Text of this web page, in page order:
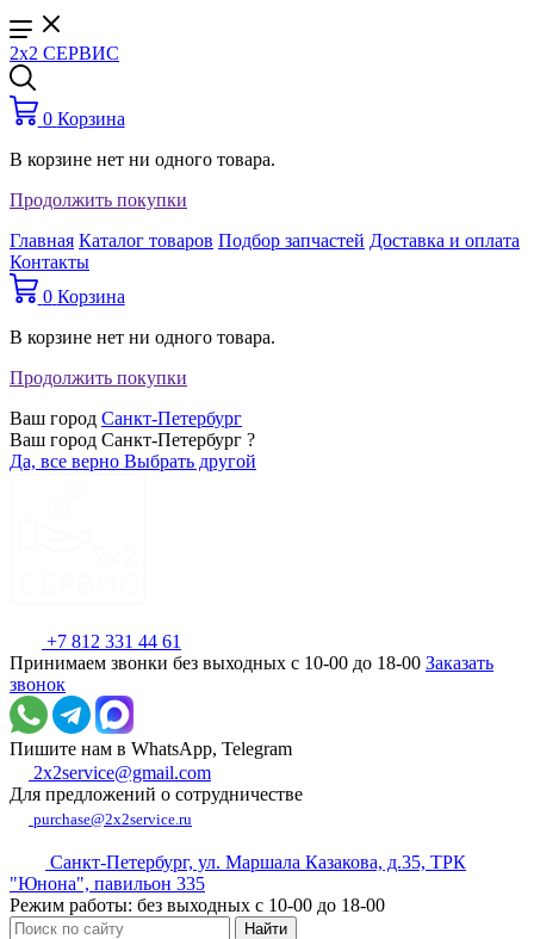
2x2 СЕРВИС
0 Корзина
В корзине нет ни одного товара.
Продолжить покупки
Главная Каталог товаров Подбор запчастей Доставка и оплата
Контакты
0 Корзина
В корзине нет ни одного товара.
Продолжить покупки
Ваш город Санкт-Петербург
Ваш город Санкт-Петербург ?
Да, все верно Выбрать другой
+7 812 331 44 61
Принимаем звонки без выходных с 10-00 до 18-00 Заказать
звонок
Пишите нам в WhatsApp, Telegram
2x2service@gmail.com
Для предложений о сотрудничестве
purchase@2x2service.ru
Санкт-Петербург, ул. Маршала Казакова, д.35, ТРК
"Юнона", павильон 335
Режим работы: без выходных с 10-00 до 18-00